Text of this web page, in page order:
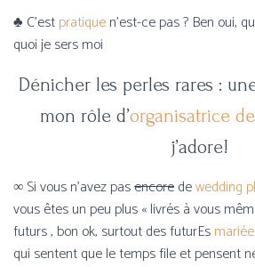
♣ C’estpratiquen’est-ce pas ? Ben oui,
quoi je sers moi
Dénicher les perles rares :
mon rôle d’organisatrice
j’adore!
∞ Si vous n’avez pasencoredewedding
vous êtes un peu plus « livrés à vous
futurs , bon ok, surtout des futurEs
qui sentent que le temps file et pensent